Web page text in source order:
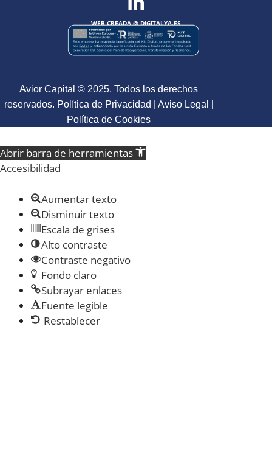
WEB CREADA @DIGITALYA.ES
Avior Capital © 2025. Todos los derechos
reservados. Política de Privacidad | Aviso Legal |
Política de Cookies
Abrir barra de herramientas
Accesibilidad
Aumentar texto
Disminuir texto
Escala de grises
Alto contraste
Contraste negativo
Fondo claro
Subrayar enlaces
Fuente legible
Restablecer